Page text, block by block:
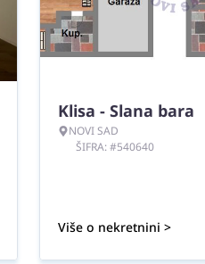
Klisa - Slana bara
NOVI SAD
ŠIFRA: #540640
Više o nekretnini >